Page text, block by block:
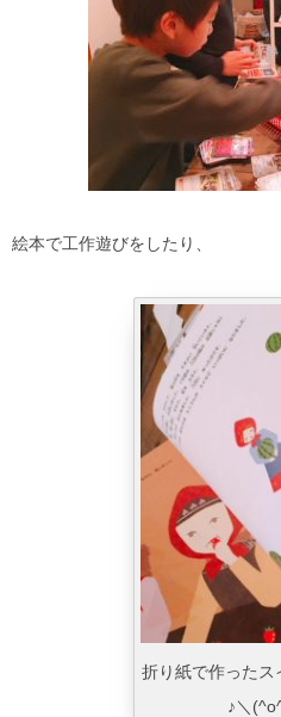
絵本で工作遊びをしたり、
折り紙で作ったス
♪＼